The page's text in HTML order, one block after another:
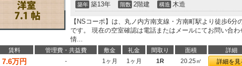
築年 築13年 階数 2階建 構造 木造
【NSコーポ】は、丸ノ内方南支線・方南町駅より徒歩6分
です。 現在の空室確認は電話またはメールにてお問い合
情...
賃料 管理費・共益費 敷金 礼金 間取り 面積 詳細
7.6万円 - 1ヶ月 1ヶ月 1R 20.25㎡ 詳細を見